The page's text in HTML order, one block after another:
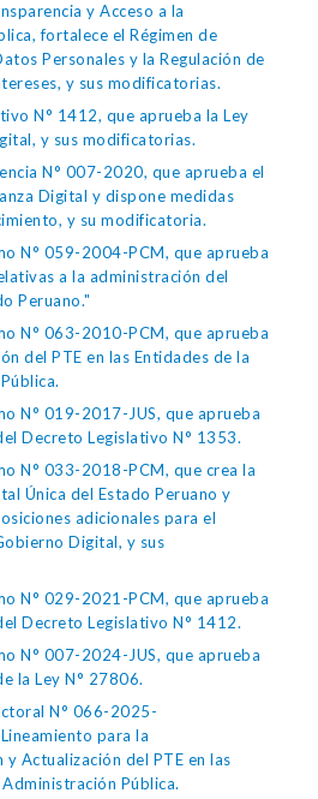
y Acceso a la
fortalece el Régimen de
Personales y la Regulación de
y sus modificatorias.
N° 1412, que aprueba la Ley
y sus modificatorias.
N° 007-2020, que aprueba el
Digital y dispone medidas
y su modificatoria.
N° 059-2004-PCM, que aprueba
a la administración del
Peruano."
N° 063-2010-PCM, que aprueba
del PTE en las Entidades de la
N° 019-2017-JUS, que aprueba
Decreto Legislativo N° 1353.
N° 033-2018-PCM, que crea la
Única del Estado Peruano y
adicionales para el
Digital, y sus
N° 029-2021-PCM, que aprueba
Decreto Legislativo N° 1412.
N° 007-2024-JUS, que aprueba
la Ley N° 27806.
N° 066-2025-
para la
y Actualización del PTE en las
Pública.